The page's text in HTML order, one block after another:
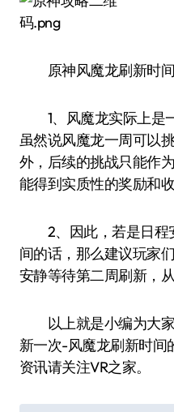
原神风魔龙刷新时间
1、风魔龙实际上是
虽然说风魔龙一周可以
外，后续的挑战只能作
能得到实质性的奖励和收
2、因此，若是日程
间的话，那么建议玩家
安静等待第二周刷新，
以上就是小编为大家
新一次-风魔龙刷新时间
资讯请关注VR之家。